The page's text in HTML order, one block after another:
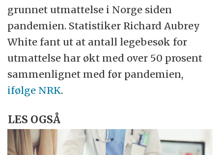
grunnet utmattelse i Norge siden
pandemien. Statistiker Richard Aubrey
White fant ut at antall legebesøk for
utmattelse har økt med over 50 prosent
sammenlignet med før pandemien,
ifølge NRK.
LES OGSÅ